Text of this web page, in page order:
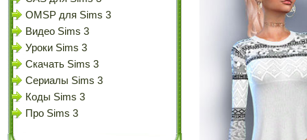
OMSP для Sims 3
Видео Sims 3
Уроки Sims 3
Скачать Sims 3
Сериалы Sims 3
Коды Sims 3
Про Sims 3